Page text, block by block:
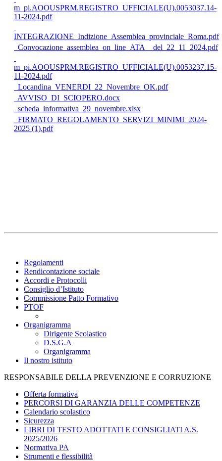
m_pi.AOOUSPRM.REGISTRO_UFFICIALE(U).0053037.14-
11-2024.pdf
INTEGRAZIONE_Indizione_Assemblea_provinciale_Roma.pdf
Convocazione_assemblea_on_line_ATA__del_22_11_2024.pdf
m_pi.AOOUSPRM.REGISTRO_UFFICIALE(U).0053237.15-
11-2024.pdf
Locandina_VENERDI_22_Novembre_OK.pdf
AVVISO_DI_SCIOPERO.docx
scheda_informativa_29_novembre.xlsx
FIRMATO_REGOLAMENTO_SERVIZI_MINIMI_2024-
2025 (1).pdf
Regolamenti
Rendicontazione sociale
Accordi e Protocolli
Consiglio d’Istituto
Commissione Patto Formativo
PTOF
Organigramma
Dirigente Scolastico
D.S.G.A
Organigramma
Il nostro istituto
RESPONSABILE DELLA PREVENZIONE E CORRUZIONE
Offerta formativa
PERCORSI DI GARANZIA DELLE COMPETENZE
Calendario scolastico
Sicurezza
LIBRI DI TESTO ADOTTATI E CONSIGLIATI A.S.
2025/2026
Normativa PA
Strumenti e flessibilità